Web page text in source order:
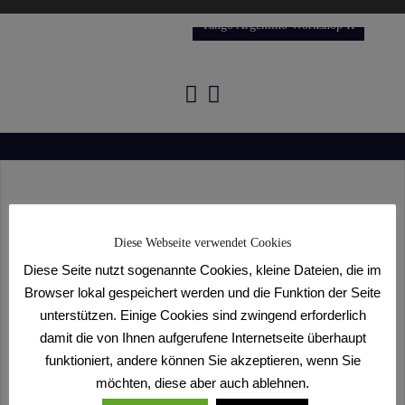
Tango Argentino Workshop II
22. Juni 2017 Sonja Pawlas
Für alle, die in den kommenden Wochen den
Temperaturen trotzen und das Tanzbein schwingen
wollen: das ist möglich! In den Ferien wird das
Trainingsprogramm fortgesetzt, hier nur einige wenige
Diese Webseite verwendet Cookies
Diese Seite nutzt sogenannte Cookies, kleine Dateien, die im
Browser lokal gespeichert werden und die Funktion der Seite
unterstützen. Einige Cookies sind zwingend erforderlich
damit die von Ihnen aufgerufene Internetseite überhaupt
funktioniert, andere können Sie akzeptieren, wenn Sie
möchten, diese aber auch ablehnen.